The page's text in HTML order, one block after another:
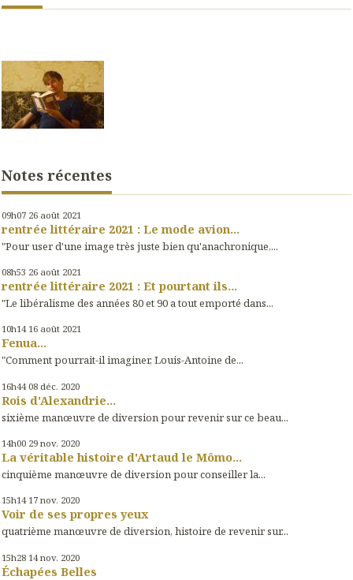
Notes récentes
09h07 26 août 2021
rentrée littéraire 2021 : Le mode avion...
"Pour user d'une image très juste bien qu'anachronique,...
08h53 26 août 2021
rentrée littéraire 2021 : Et pourtant ils...
"Le libéralisme des années 80 et 90 a tout emporté dans...
10h14 16 août 2021
Fenua...
"Comment pourrait-il imaginer, Louis-Antoine de...
16h44 08 déc. 2020
Rois d'Alexandrie...
sixième manœuvre de diversion pour revenir sur ce beau...
14h00 29 nov. 2020
La véritable histoire d'Artaud le Mômo...
cinquième manœuvre de diversion pour conseiller la...
15h14 17 nov. 2020
Voir de ses propres yeux
quatrième manœuvre de diversion, histoire de revenir sur...
15h28 14 nov. 2020
Échapées Belles